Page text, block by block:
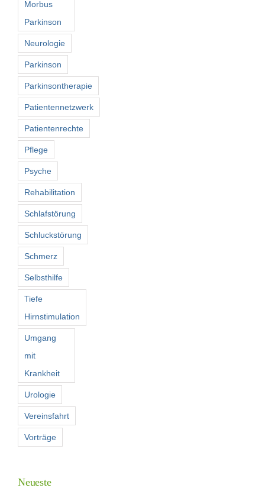
Morbus
Parkinson
Neurologie
Parkinson
Parkinsontherapie
Patientennetzwerk
Patientenrechte
Pflege
Psyche
Rehabilitation
Schlafstörung
Schluckstörung
Schmerz
Selbsthilfe
Tiefe
Hirnstimulation
Umgang
mit
Krankheit
Urologie
Vereinsfahrt
Vorträge
Neueste